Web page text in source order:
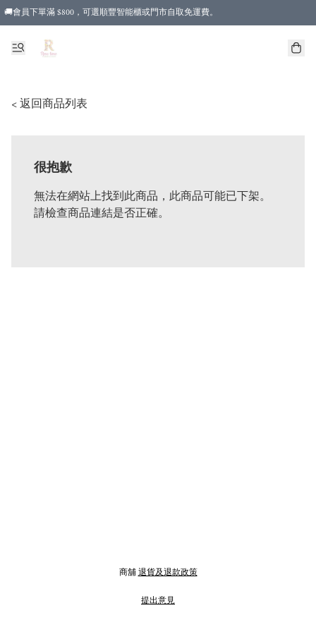
🚚會員下單滿 $800，可選順豐智能櫃或門市自取免運費。
< 返回商品列表
很抱歉
無法在網站上找到此商品，此商品可能已下架。
請檢查商品連結是否正確。
商舖 退貨及退款政策
提出意見